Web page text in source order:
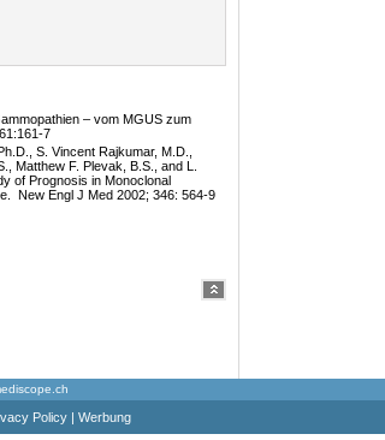
– vom MGUS zum
7
S. Vincent Rajkumar, M.D.,
Matthew F. Plevak, B.S., and L.
of Prognosis in Monoclonal
New Engl J Med 2002; 346: 564-9
Policy| Werbung